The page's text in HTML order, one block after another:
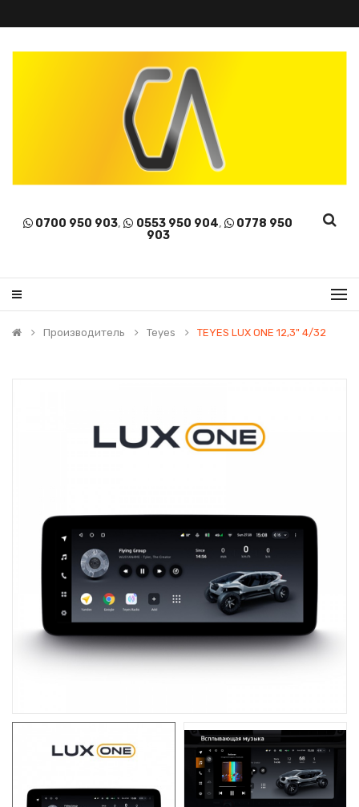
0700 950 903, 0553 950 904,
0778 950
903
Производитель Teyes TEYES LUX ONE 12,3" 4/32